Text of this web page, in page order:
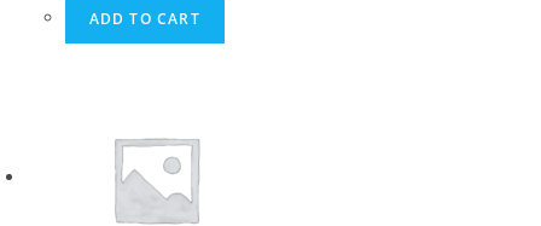
ADD TO CART